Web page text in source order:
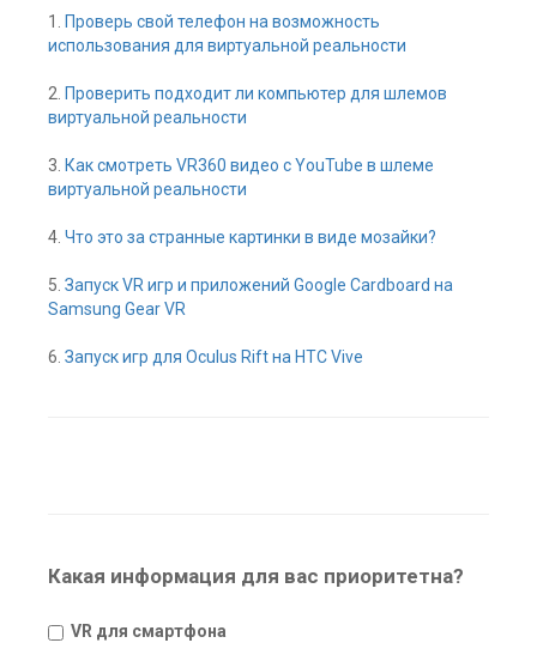
1. Проверь свой телефон на возможность
использования для виртуальной реальности
2. Проверить подходит ли компьютер для шлемов
виртуальной реальности
3. Как смотреть VR360 видео с YouTube в шлеме
виртуальной реальности
4. Что это за странные картинки в виде мозайки?
5. Запуск VR игр и приложений Google Cardboard на
Samsung Gear VR
6. Запуск игр для Oculus Rift на HTC Vive
Какая информация для вас приоритетна?
VR для смартфона